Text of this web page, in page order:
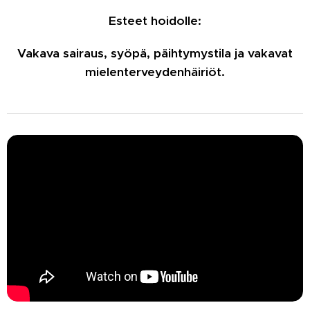
Esteet hoidolle:
Vakava sairaus, syöpä, päihtymystila ja vakavat
mielenterveydenhäiriöt.